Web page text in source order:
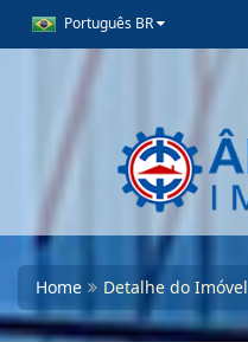
Português BR
Home Detalhe do Imóvel